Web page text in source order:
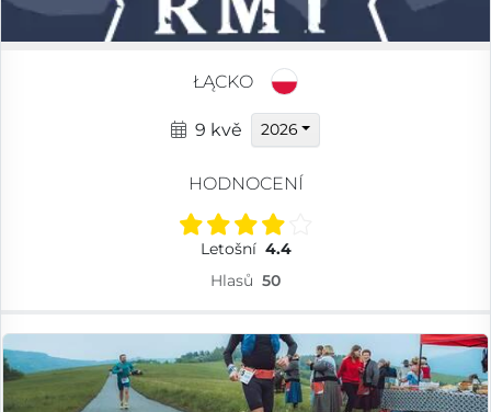
ŁĄCKO
9 kvě 2026
HODNOCENÍ
Letošní 4.4
Hlasů 50